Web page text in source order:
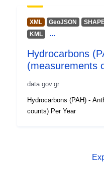
Derechos de
acceso:
Cobertura
temporal:
Tipo:
XML GeoJSON
KML
...
Hydrocarbons
(measurements
data.gov.gr
Hydrocarbons (PAH) -
counts) Per Year